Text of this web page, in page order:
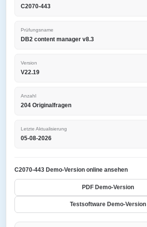
C2070-443
Prüfungsname
DB2 content manager v8.3
Version
V22.19
Anzahl
204 Originalfragen
Letzte Aktualisierung
05-08-2026
C2070-443 Demo-Version online ansehen
PDF Demo-Version
Testsoftware Demo-Version